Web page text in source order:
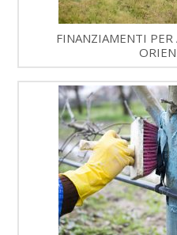
FINANZIAMENTI